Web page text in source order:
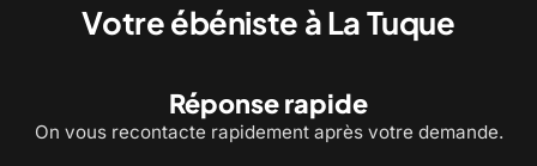
Votre ébéniste à La Tuque
Réponse rapide
On vous recontacte rapidement après votre demande.